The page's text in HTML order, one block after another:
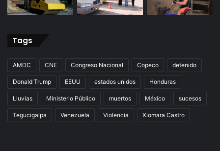
Tags
AMDC CNE Congreso Nacional Copeco detenido
Donald Trump EEUU estados unidos Honduras
Lluvias Ministerio Público muertos México sucesos
Tegucigalpa Venezuela Violencia Xiomara Castro